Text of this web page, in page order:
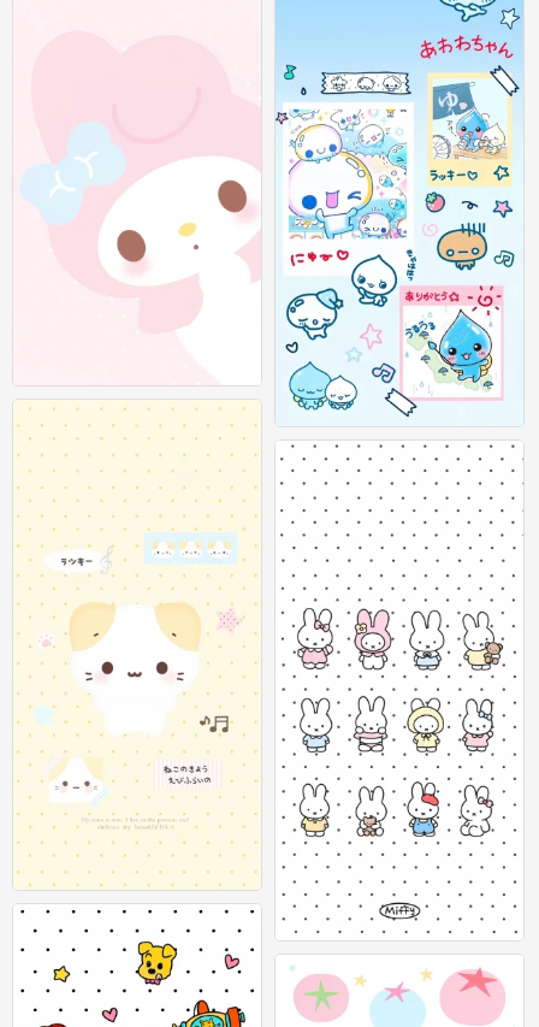
可爱插画壁纸 图源：等等小王
可爱插画壁纸 图源：等等小王
0
可爱插画壁纸 图源：等等小王
可爱插画壁纸 图源：等等小王
0